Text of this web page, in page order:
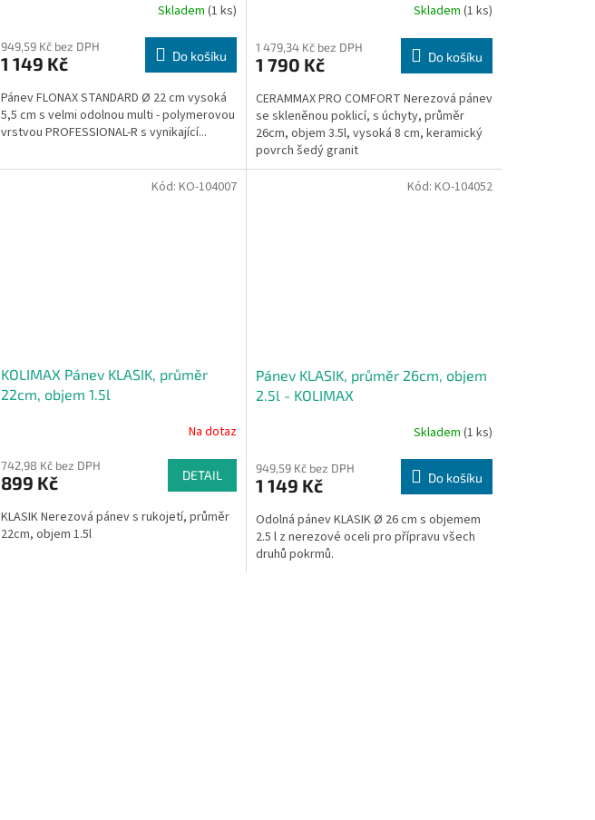
Skladem (1 ks)
949,59 Kč bez DPH
1 149 Kč Do košíku
Pánev FLONAX STANDARD Ø 22 cm vysoká
5,5 cm s velmi odolnou multi - polymerovou
vrstvou PROFESSIONAL-R s vynikající...
Skladem (1 ks)
1 479,34 Kč bez DPH
1 790 Kč Do košíku
CERAMMAX PRO COMFORT Nerezová pánev
se skleněnou poklicí, s úchyty, průměr
26cm, objem 3.5l, vysoká 8 cm, keramický
povrch šedý granit
KOLIMAX Pánev KLASIK, průměr
22cm, objem 1.5l
Na dotaz
742,98 Kč bez DPH
899 Kč DETAIL
KLASIK Nerezová pánev s rukojetí, průměr
22cm, objem 1.5l
Kód: KO-104007
Pánev KLASIK, průměr 26cm, objem
2.5l - KOLIMAX
Skladem (1 ks)
949,59 Kč bez DPH
1 149 Kč Do košíku
Odolná pánev KLASIK Ø 26 cm s objemem
2.5 l z nerezové oceli pro přípravu všech
druhů pokrmů.
Kód: KO-104052